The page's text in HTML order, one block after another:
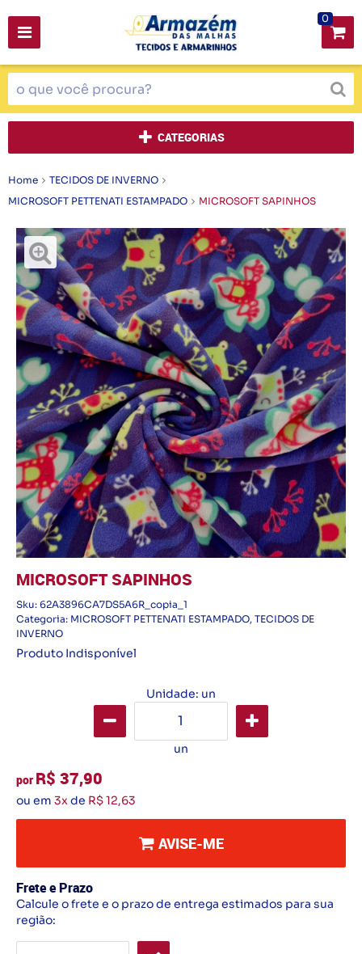
0
CATEGORIAS
Home
TECIDOS DE INVERNO
MICROSOFT PETTENATI ESTAMPADO
MICROSOFT SAPINHOS
MICROSOFT SAPINHOS
Sku: 62A3896CA7DS5A6R_copia_1
Categoria: MICROSOFT PETTENATI ESTAMPADO, TECIDOS DE
INVERNO
Produto Indisponível
Unidade: un
un
por R$ 37,90
ou em 3xde R$ 12,63
AVISE-ME
Frete e Prazo
Calcule o frete e o prazo de entrega estimados para sua
região: